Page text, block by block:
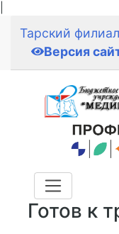
Тарский филиал
Версия
Готов к